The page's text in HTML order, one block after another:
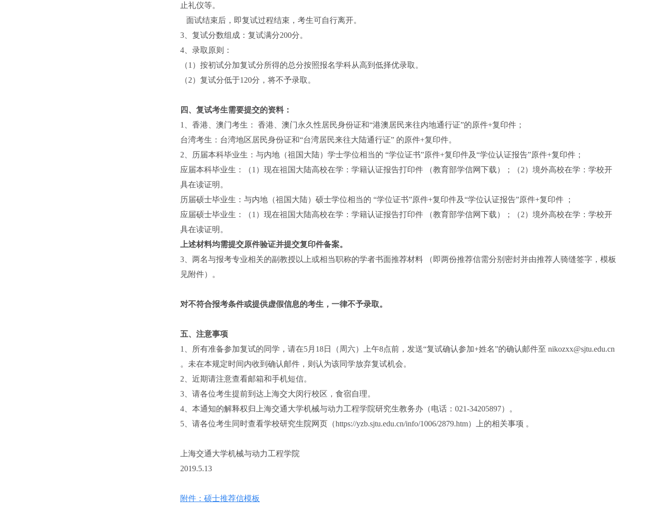
止礼仪等。
面试结束后，即复试过程结束，考生可自行离开。
3、复试分数组成：复试满分200分。
4、录取原则：
（1）按初试分加复试分所得的总分按照报名学科从高到低择优录取。
（2）复试分低于120分，将不予录取。
四、复试考生需要提交的资料：
1、香港、澳门考生： 香港、澳门永久性居民身份证和“港澳居民来往内地通行证”的原件+复印件；
台湾考生：台湾地区居民身份证和“台湾居民来往大陆通行证” 的原件+复印件。
2、历届本科毕业生：与内地（祖国大陆）学士学位相当的 “学位证书”原件+复印件及“学位认证报告”原件+复印件；
应届本科毕业生：（1）现在祖国大陆高校在学：学籍认证报告打印件 （教育部学信网下载）；（2）境外高校在学：学校开
具在读证明。
历届硕士毕业生：与内地（祖国大陆）硕士学位相当的 “学位证书”原件+复印件及“学位认证报告”原件+复印件 ；
应届硕士毕业生：（1）现在祖国大陆高校在学：学籍认证报告打印件 （教育部学信网下载）；（2）境外高校在学：学校开
具在读证明。
上述材料均需提交原件验证并提交复印件备案。
3、两名与报考专业相关的副教授以上或相当职称的学者书面推荐材料 （即两份推荐信需分别密封并由推荐人骑缝签字，模板
见附件）。
对不符合报考条件或提供虚假信息的考生，一律不予录取。
五、注意事项
1、所有准备参加复试的同学，请在5月18日（周六）上午8点前，发送“复试确认参加+姓名”的确认邮件至 nikozxx@sjtu.edu.cn
。未在本规定时间内收到确认邮件，则认为该同学放弃复试机会。
2、近期请注意查看邮箱和手机短信。
3、请各位考生提前到达上海交大闵行校区，食宿自理。
4、本通知的解释权归上海交通大学机械与动力工程学院研究生教务办（电话：021-34205897）。
5、请各位考生同时查看学校研究生院网页（https://yzb.sjtu.edu.cn/info/1006/2879.htm）上的相关事项 。
上海交通大学机械与动力工程学院
2019.5.13
附件：硕士推荐信模板